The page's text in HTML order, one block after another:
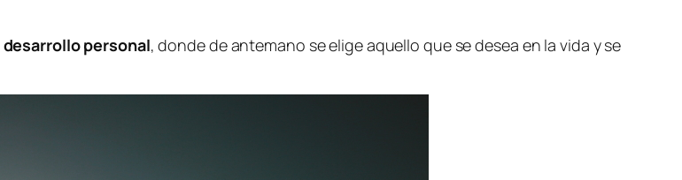
desarrollo personal, donde de antemano se elige aquello que se desea en la vida y se